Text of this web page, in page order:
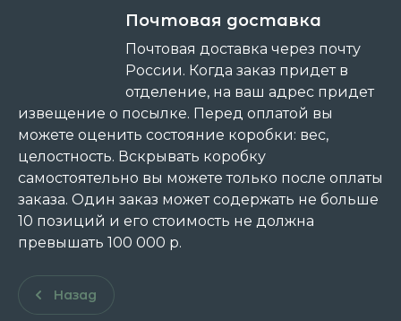
Почтовая доставка
Почтовая доставка через почту
России. Когда заказ придет в
отделение, на ваш адрес придет
извещение о посылке. Перед оплатой вы
можете оценить состояние коробки: вес,
целостность. Вскрывать коробку
самостоятельно вы можете только после оплаты
заказа. Один заказ может содержать не больше
10 позиций и его стоимость не должна
превышать 100 000 р.
Назад